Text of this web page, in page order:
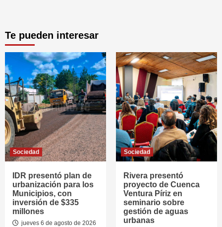
Te pueden interesar
Sociedad
IDR presentó plan de
urbanización para los
Municipios, con
inversión de $335
millones
jueves 6 de agosto de 2026
Sociedad
Rivera presentó
proyecto de Cuenca
Ventura Píriz en
seminario sobre
gestión de aguas
urbanas